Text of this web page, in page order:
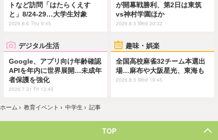
トなど訪問「はたらくえす
と」8/24-29…大学生対象
2026.8.6 Thu 9:45
が開幕戦勝利、第2日は東筑
vs神村学園ほか
2026.8.5 Wed 20:32
デジタル生活
Google、アプリ向け年齢確認
APIを年内に世界展開…未成年
者保護を強化
2026.7.31 Fri 13:45
趣味・娯楽
全国高校麻雀32チーム本選出
場…麻布や大阪星光、東海も
2026.8.5 Wed 19:45
ホーム › 教育イベント › 中学生 › 記事
TOP